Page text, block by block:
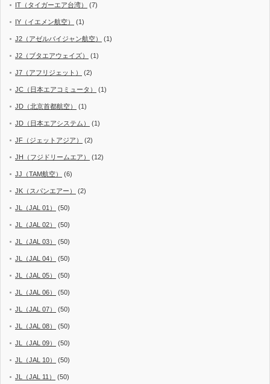
IT（タイガーエア台湾） (7)
IY（イエメン航空） (1)
J2（アゼルバイジャン航空） (1)
J2（ブタエアウェイズ） (1)
J7（アフリジェット） (2)
JC（日本エアコミュータ） (1)
JD（北京首都航空） (1)
JD（日本エアシステム） (1)
JF（ジェットアジア） (2)
JH（フジドリームエア） (12)
JJ（TAM航空） (6)
JK（スパンエアー） (2)
JL（JAL 01） (50)
JL（JAL 02） (50)
JL（JAL 03） (50)
JL（JAL 04） (50)
JL（JAL 05） (50)
JL（JAL 06） (50)
JL（JAL 07） (50)
JL（JAL 08） (50)
JL（JAL 09） (50)
JL（JAL 10） (50)
JL（JAL 11） (50)